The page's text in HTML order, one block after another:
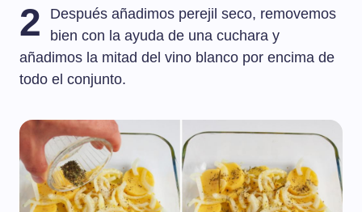
2
Después añadimos perejil seco, removemos
bien con la ayuda de una cuchara y
añadimos la mitad del vino blanco por encima de
todo el conjunto.